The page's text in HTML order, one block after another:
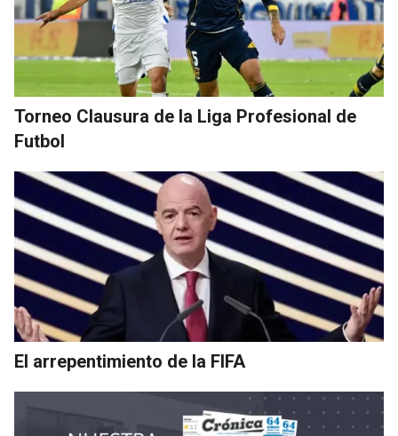
Torneo Clausura de la Liga Profesional de
Futbol
El arrepentimiento de la FIFA